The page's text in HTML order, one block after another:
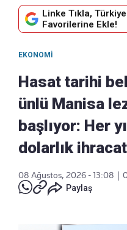
Linke Tıkla,
Favorilerine Ekle!
EKONOMI
Hasat tarihi
ünlü Manisa
başlıyor: Her
dolarlık
08 Ağustos, 2026 - 13:08
Paylaş